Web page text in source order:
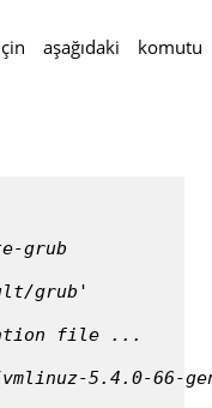
aşağıdaki komutu
grub
grub'
file ...
5.4.0-66-